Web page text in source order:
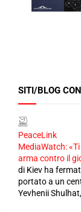
SITI/BLOG
PeaceLink
MediaWatch:
arma contro il
di Kiev ha
portato a un
Yevhenii